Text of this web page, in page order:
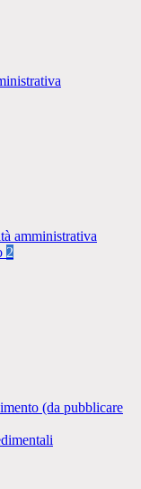
amministrativa
2
(da pubblicare